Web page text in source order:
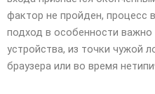
фактор не пройден, процесс
подход в особенности важно
устройства, из точки чужой
браузера или во время